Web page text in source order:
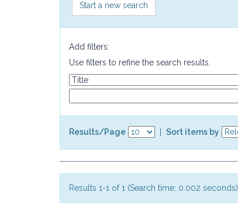
Start a new search
Add filters:
Use filters to refine the search results.
Results/Page Sort items by
Results 1-1 of 1 (Search time: 0.002 seconds).